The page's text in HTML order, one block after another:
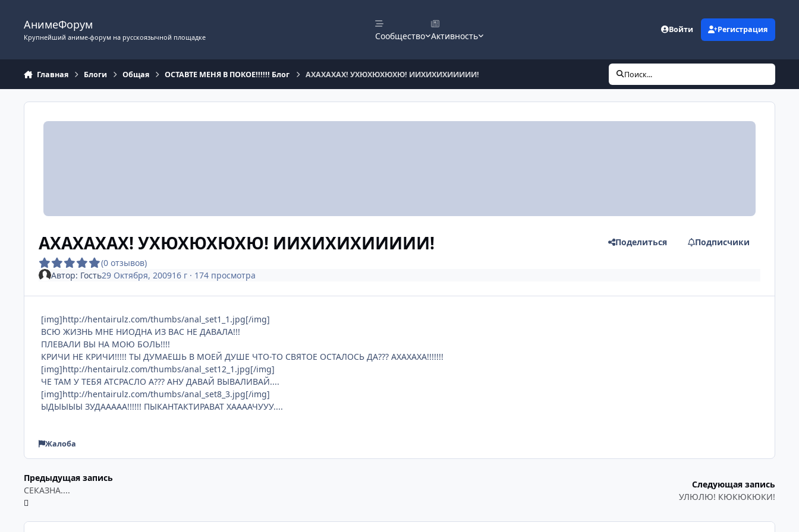
АнимеФорум
Крупнейший аниме-форум на русскоязычной площадке Сообщество Активность
Войти Регистрация
Главная Блоги Общая ОСТАВТЕ МЕНЯ В ПОКОЕ!!!!!! Блог АХАХАХАХ! УХЮХЮХЮХЮ! ИИХИХИХИИИИИ! Поиск...
АХАХАХАХ! УХЮХЮХЮХЮ! ИИХИХИХИИИИИ!
(0 отзывов)
Поделиться Подписчики
Автор: Гость29 Октября, 200916 г· 174 просмотра
[img]http://hentairulz.com/thumbs/anal_set1_1.jpg[/img]
ВСЮ ЖИЗНЬ МНЕ НИОДНА ИЗ ВАС НЕ ДАВАЛА!!!
ПЛЕВАЛИ ВЫ НА МОЮ БОЛЬ!!!!
КРИЧИ НЕ КРИЧИ!!!!! ТЫ ДУМАЕШЬ В МОЕЙ ДУШЕ ЧТО-ТО СВЯТОЕ ОСТАЛОСЬ ДА??? АХАХАХА!!!!!!!
[img]http://hentairulz.com/thumbs/anal_set12_1.jpg[/img]
ЧЕ ТАМ У ТЕБЯ АТСРАСЛО А??? АНУ ДАВАЙ ВЫВАЛИВАЙ....
[img]http://hentairulz.com/thumbs/anal_set8_3.jpg[/img]
ЫДЫЫЫЫ ЗУДААААА!!!!!! ПЫКАНТАКТИРАВАТ ХААААЧУУУ....
Жалоба
Предыдущая запись
СЕКАЗНА....
Следующая запись
УЛЮЛЮ! КЮКЮКЮКИ!